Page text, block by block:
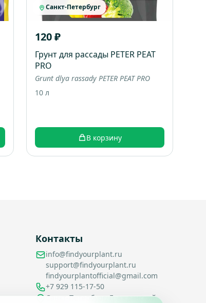
Санкт-Петербург
120 ₽
Грунт для рассады PETER PEAT
PRO
Grunt dlya rassady PETER PEAT PRO
10 л
В корзину
Контакты
info@findyourplant.ru
support@findyourplant.ru
findyourplantofficial@gmail.com
+7 929 115-17-50
Санкт-Петербург, Гражданский